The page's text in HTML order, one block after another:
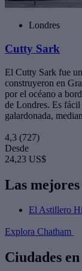
Londres
Cutty Sark
El Cutty Sark fue
construyeron en
por el océano a
de Londres. Es
galardonada,
4,3 (727)
Desde
24,23 US$
Las
El Astillero
Explora Chatham
Ciudades